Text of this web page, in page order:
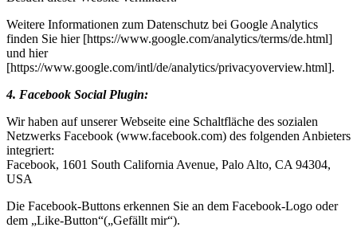
Weitere Informationen zum Datenschutz bei Google Analytics
finden Sie hier [https://www.google.com/analytics/terms/de.html]
und hier
[https://www.google.com/intl/de/analytics/privacyoverview.html].
4. Facebook Social Plugin:
Wir haben auf unserer Webseite eine Schaltfläche des sozialen
Netzwerks Facebook (www.facebook.com) des folgenden Anbieters
integriert:
Facebook, 1601 South California Avenue, Palo Alto, CA 94304,
USA
Die Facebook-Buttons erkennen Sie an dem Facebook-Logo oder
dem „Like-Button“(„Gefällt mir“).